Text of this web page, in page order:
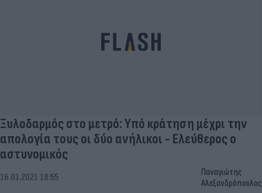
Ξυλοδαρμός στο μετρό: Υπό κράτηση μέχρι την
απολογία τους οι δύο ανήλικοι - Ελεύθερος ο
αστυνομικός
16.01.2021 18:55
Παναγιώτης
Αλεξανδρόπουλος